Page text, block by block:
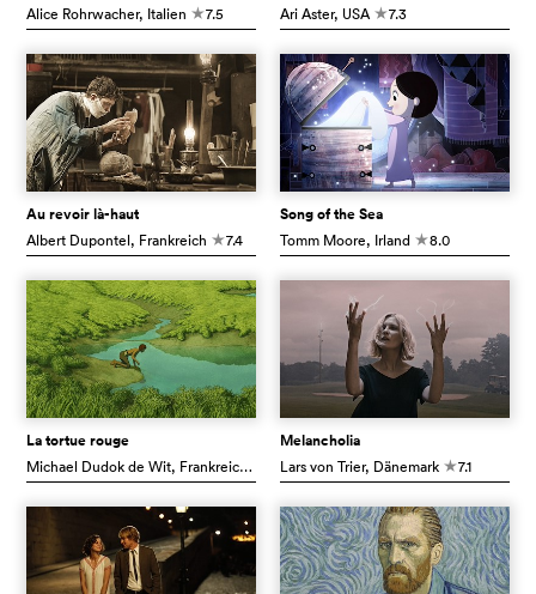
Alice Rohrwacher, Italien c7.5 Ari Aster, USA c7.3
Au revoir là-haut
Albert Dupontel, Frankreich c7.4
Song of the Sea
Tomm Moore, Irland c8.0
La tortue rouge
Michael Dudok de Wit, Frankreich 7.5
Melancholia
Lars von Trier, Dänemark c7.1